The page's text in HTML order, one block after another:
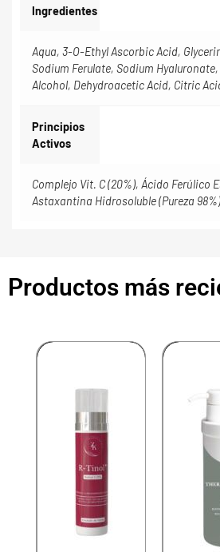
Ingredientes
Aqua, 3-O-Ethyl Ascorbic Acid,
Sodium Ferulate, Sodium
Alcohol, Dehydroacetic Acid, Citric
Principios
Activos
Complejo Vit. C (20%), Ácido Ferúlico
Astaxantina Hidrosoluble (Pureza 98%)
Productos más